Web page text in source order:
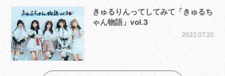
きゅるりんってしてみて「きゅるち
ゃん物語」vol.3
2022.07.20